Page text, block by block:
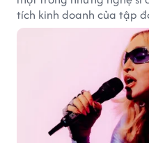
tích kinh doanh của tập